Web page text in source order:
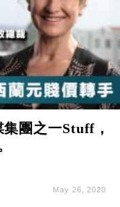
集團之一Stuff，
May 26, 2020